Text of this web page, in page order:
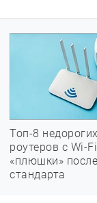
Топ-8 недорогих
роутеров с Wi-
«плюшки»
стандарта